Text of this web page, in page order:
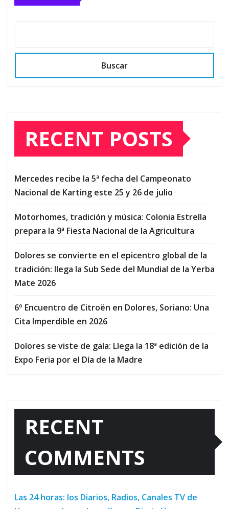
Buscar
RECENT POSTS
Mercedes recibe la 5ª fecha del Campeonato
Nacional de Karting este 25 y 26 de julio
Motorhomes, tradición y música: Colonia Estrella
prepara la 9ª Fiesta Nacional de la Agricultura
Dolores se convierte en el epicentro global de la
tradición: llega la Sub Sede del Mundial de la Yerba
Mate 2026
6º Encuentro de Citroën en Dolores, Soriano: Una
Cita Imperdible en 2026
Dolores se viste de gala: Llega la 18ª edición de la
Expo Feria por el Día de la Madre
RECENT
COMMENTS
Las 24 horas: los Diarios, Radios, Canales TV de